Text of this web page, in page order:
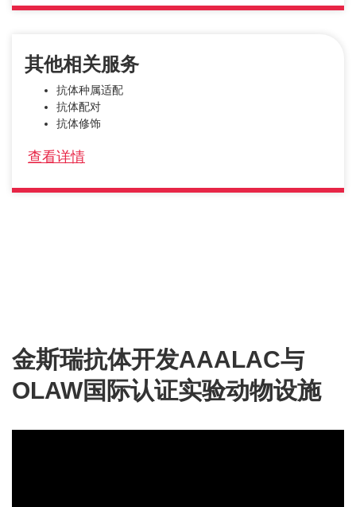
其他相关服务
抗体种属适配
抗体配对
抗体修饰
查看详情
金斯瑞抗体开发AAALAC与
OLAW国际认证实验动物设施